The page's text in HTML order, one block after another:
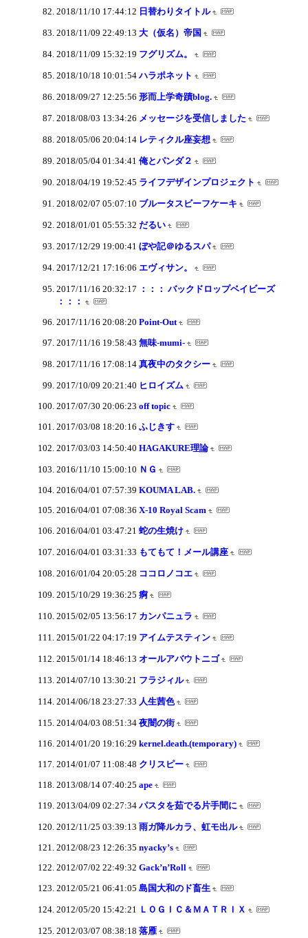
2018/11/10 17:44:12 日替わりタイトル
2018/11/09 22:49:13 大（仮名）帝国
2018/11/09 15:32:19 フグリズム。
2018/10/18 10:01:54 ハラポネット
2018/09/27 12:25:56 形而上学奇蹟blog.
2018/08/03 13:34:26 メッセージを受信しました
2018/05/06 20:04:14 レティクル座妄想
2018/05/04 01:34:41 俺とパンダ２
2018/04/19 19:52:45 ライフデザインプロジェクト
2018/02/07 05:07:10 ブルータスビーフケーキ
2018/01/01 05:55:32 だるい
2017/12/29 19:00:41 ぼや記＠ゆるスパ
2017/12/21 17:16:06 エヴィサン。
2017/11/16 20:32:17 ：：： バックドロップベイビーズ
：：：
2017/11/16 20:08:20 Point-Out
2017/11/16 19:58:43 無味-mumi-
2017/11/16 17:08:14 真夜中のタクシー
2017/10/09 20:21:40 ヒロイズム
2017/07/30 20:06:23 off topic
2017/03/08 18:20:16 ふじきす
2017/03/03 14:50:40 HAGAKURE理論
2016/11/10 15:00:10 ＮＧ
2016/04/01 07:57:39 KOUMA LAB.
2016/04/01 07:08:36 X-10 Royal Scam
2016/04/01 03:47:21 蛇の生焼け
2016/04/01 03:31:33 もてもて！メール講座
2016/01/04 20:05:28 ココロノコエ
2015/10/29 19:36:25 痾
2015/02/05 13:56:17 カンパニュラ
2015/01/22 04:17:19 アイムテスティン
2015/01/14 18:46:13 オールアバウトニゴ
2014/07/10 13:30:21 フラジィル
2014/06/18 23:27:33 人生茜色
2014/04/03 08:51:34 夜闇の街
2014/01/20 19:16:29 kernel.death.(temporary)
2014/01/07 11:08:48 クリスピー
2013/08/14 07:40:25 ape
2013/04/09 02:27:34 パスタを茹でる片手間に
2012/11/25 03:39:13 雨ガ降ルカラ、虹モ出ル
2012/08/23 12:26:35 nyacky’s
2012/07/02 22:49:32 Gack’n’Roll
2012/05/21 06:41:05 島国大和のド畜生
2012/05/20 15:42:21 ＬＯＧＩＣ＆ＭＡＴＲＩＸ
2012/03/07 08:38:18 落雁